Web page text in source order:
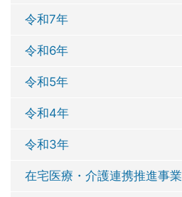
令和7年
令和6年
令和5年
令和4年
令和3年
在宅医療・介護連携推進事業